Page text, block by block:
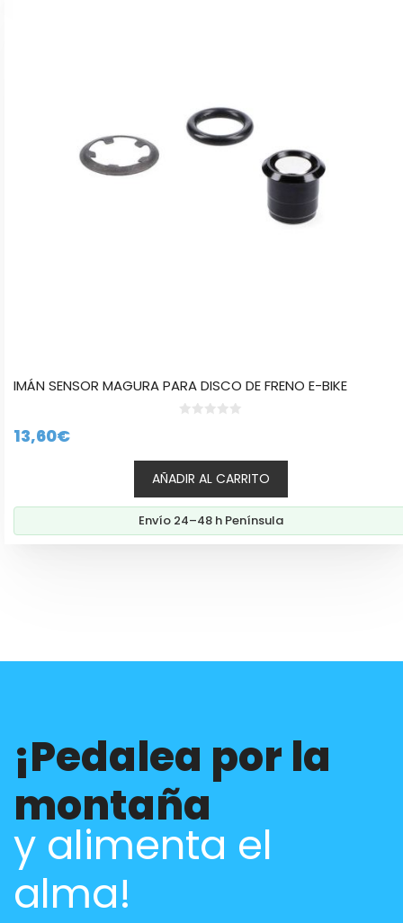
IMÁN SENSOR MAGURA PARA DISCO DE FRENO E-BIKE
13,60€
AÑADIR AL CARRITO
Envío 24–48 h Península
¡Pedalea por la
montaña
y alimenta el
alma!